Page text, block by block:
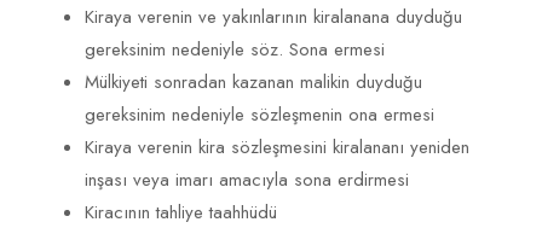
Kiraya verenin ve yakınlarının kiralanana duyduğu
gereksinim nedeniyle söz. Sona ermesi
Mülkiyeti sonradan kazanan malikin duyduğu
gereksinim nedeniyle sözleşmenin ona ermesi
Kiraya verenin kira sözleşmesini kiralananı yeniden
inşası veya imarı amacıyla sona erdirmesi
Kiracının tahliye taahhüdü